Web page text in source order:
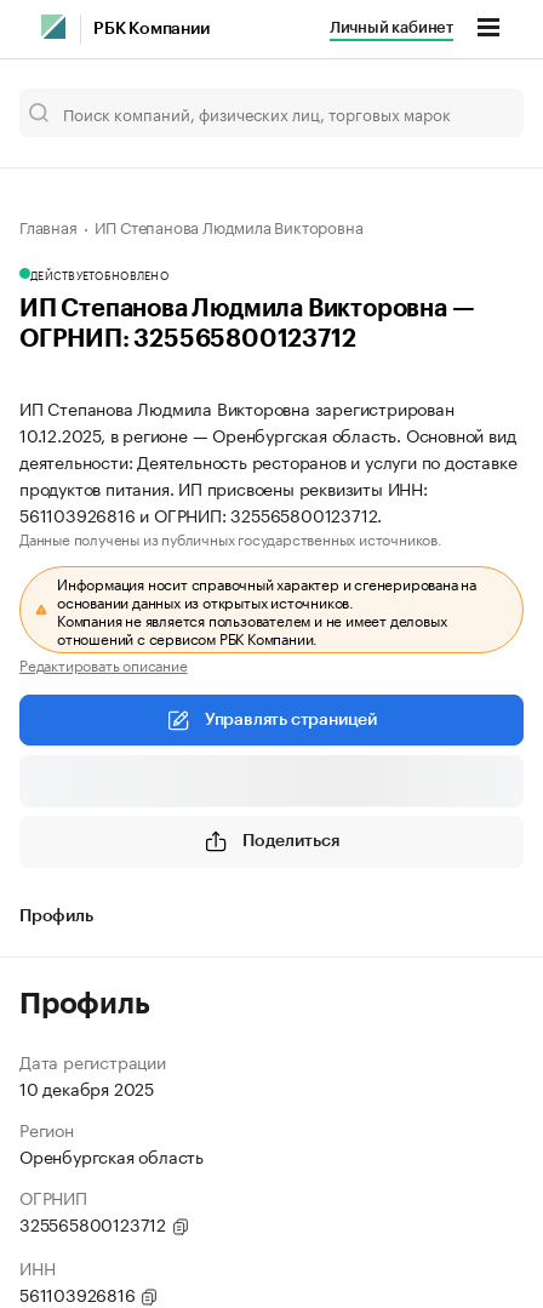
РБК Компании Личный кабинет
Главная ИП Степанова Людмила Викторовна
ДЕЙСТВУЕТОБНОВЛЕНО
ИП Степанова Людмила Викторовна —
ОГРНИП: 325565800123712
ИП Степанова Людмила Викторовна зарегистрирован
10.12.2025, в регионе — Оренбургская область. Основной вид
деятельности: Деятельность ресторанов и услуги по доставке
продуктов питания. ИП присвоены реквизиты ИНН:
561103926816 и ОГРНИП: 325565800123712.
Данные получены из публичных государственных источников.
Информация носит справочный характер и сгенерирована на
основании данных из открытых источников.
Компания не является пользователем и не имеет деловых
отношений с сервисом РБК Компании.
Редактировать описание
Управлять страницей
Поделиться
Профиль
Профиль
Дата регистрации
10 декабря 2025
Регион
Оренбургская область
ОГРНИП
325565800123712
ИНН
561103926816